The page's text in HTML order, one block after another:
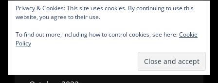
February 2023
December 2022
Privacy & Cookies: This site uses cookies. By continuing to use this
website, you agree to their use.
To find out more, including how to control cookies, see here:Cookie
Policy